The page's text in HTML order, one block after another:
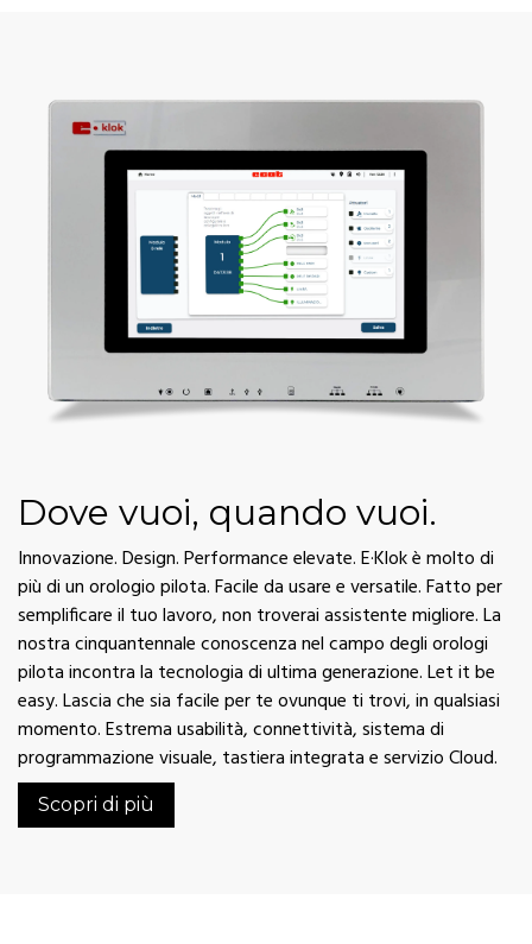
Dove vuoi, quando vuoi.
Innovazione. Design. Performance elevate. E·Klok è molto di
più di un orologio pilota. Facile da usare e versatile. Fatto per
semplificare il tuo lavoro, non troverai assistente migliore. La
nostra cinquantennale conoscenza nel campo degli orologi
pilota incontra la tecnologia di ultima generazione. Let it be
easy. Lascia che sia facile per te ovunque ti trovi, in qualsiasi
momento. Estrema usabilità, connettività, sistema di
programmazione visuale, tastiera integrata e servizio Cloud.
Scopri di più